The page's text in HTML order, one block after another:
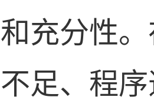
充分性
足、程